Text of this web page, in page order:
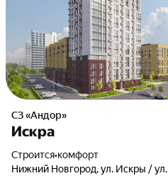
СЗ «Андор»
Искра
Строится•комфорт
Нижний Новгород, ул. Искры / ул.